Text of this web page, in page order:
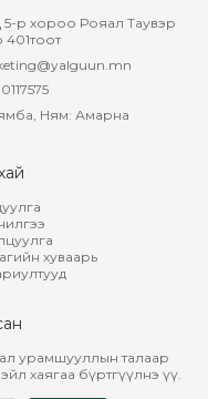
р хороо Рояал Таувэр
Ням: Амарна
хуваарь
урамшууллын талаар
хаягаа бүртгүүлнэ үү.